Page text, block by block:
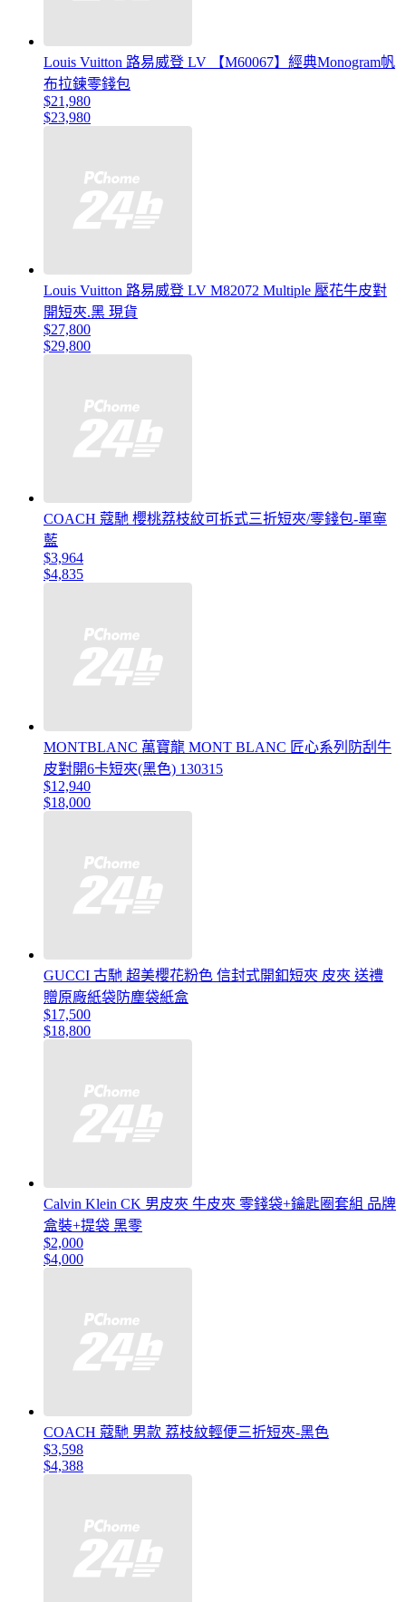
Louis Vuitton 路易威登 LV 【M60067】經典Monogram帆
布拉鍊零錢包
$21,980
$23,980
Louis Vuitton 路易威登 LV M82072 Multiple 壓花牛皮對
開短夾.黑 現貨
$27,800
$29,800
COACH 蔻馳 櫻桃荔枝紋可拆式三折短夾/零錢包-單寧
藍
$3,964
$4,835
MONTBLANC 萬寶龍 MONT BLANC 匠心系列防刮牛
皮對開6卡短夾(黑色) 130315
$12,940
$18,000
GUCCI 古馳 超美櫻花粉色 信封式開釦短夾 皮夾 送禮
贈原廠紙袋防塵袋紙盒
$17,500
$18,800
Calvin Klein CK 男皮夾 牛皮夾 零錢袋+鑰匙圈套組 品牌
盒裝+提袋 黑零
$2,000
$4,000
COACH 蔻馳 男款 荔枝紋輕便三折短夾-黑色
$3,598
$4,388